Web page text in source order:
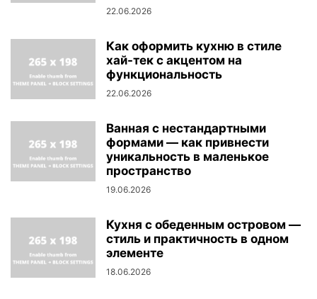
22.06.2026
Как оформить кухню в стиле
хай-тек с акцентом на
функциональность
22.06.2026
Ванная с нестандартными
формами — как привнести
уникальность в маленькое
пространство
19.06.2026
Кухня с обеденным островом —
стиль и практичность в одном
элементе
18.06.2026